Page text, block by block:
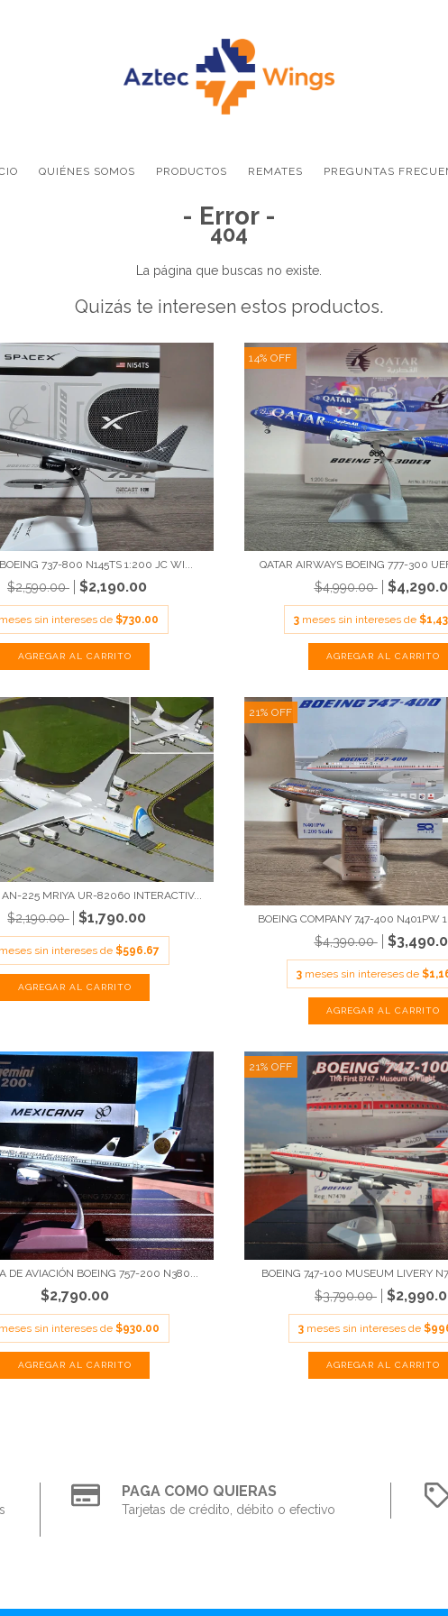
QUIÉNES SOMOS PRODUCTOS REMATES PREGUNTAS
- Error -
404
La página que buscas no existe.
Quizás te interesen estos productos.
737-800 N145TS 1:200 JC WI...
$2,590.00 $2,190.00
meses sin intereses de$730.00
14%OFF
QATAR AIRWAYS BOEING 777-300
$4,990.00
3 meses sin intereses de
225 MRIYA UR-82060 INTERACTIV...
$2,190.00 $1,790.00
meses sin intereses de $596.67
21%OFF
BOEING COMPANY 747-400 N401PW
$4,390.00
3 meses sin intereses de
DE AVIACIÓN BOEING 757-200 N380...
$2,790.00
meses sin intereses de $930.00
21%OFF
BOEING 747-100 MUSEUM LIVERY
$3,790.00
3 meses sin intereses de
PAGA COMO QUIERAS
Tarjetas de crédito, débito o efectivo